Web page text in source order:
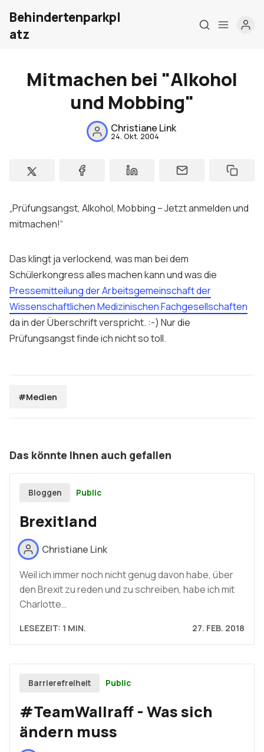
Meine Firma
London Barrierefrei
Behindertenparkpl
atz
Mitmachen bei "Alkohol
und Mobbing"
Christiane Link
24. Okt. 2004
„Prüfungsangst, Alkohol, Mobbing – Jetzt anmelden und
mitmachen!“
Das klingt ja verlockend, was man bei dem
Schülerkongress alles machen kann und was die
Pressemitteilung der Arbeitsgemeinschaft der
Wissenschaftlichen Medizinischen Fachgesellschaften
da in der Überschrift verspricht. :-) Nur die
Prüfungsangst finde ich nicht so toll.
#Medien
Das könnte Ihnen auch gefallen
Bloggen Public
Brexitland
Christiane Link
Weil ich immer noch nicht genug davon habe, über
den Brexit zu reden und zu schreiben, habe ich mit
Charlotte…
LESEZEIT: 1 MIN. 27. FEB. 2018
Barrierefreiheit Public
#TeamWallraff - Was sich
ändern muss